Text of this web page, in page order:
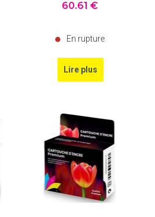
60.61 €
En rupture